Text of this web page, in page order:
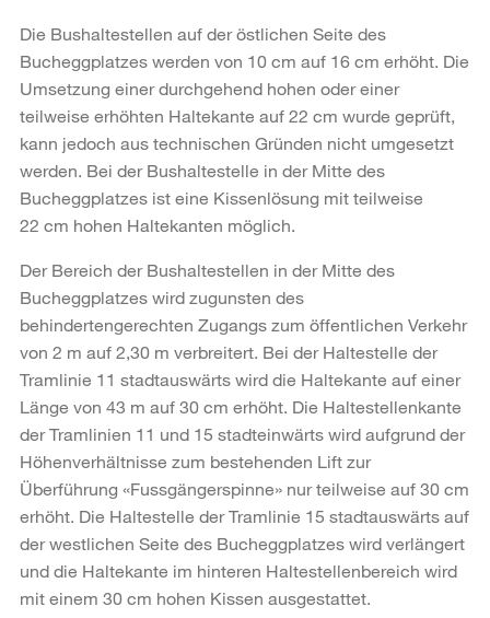
Die Bushaltestellen auf der östlichen Seite des
Bucheggplatzes werden von 10 cm auf 16 cm erhöht. Die
Umsetzung einer durchgehend hohen oder einer
teilweise erhöhten Haltekante auf 22 cm wurde geprüft,
kann jedoch aus technischen Gründen nicht umgesetzt
werden. Bei der Bushaltestelle in der Mitte des
Bucheggplatzes ist eine Kissenlösung mit teilweise
22 cm hohen Haltekanten möglich.
Der Bereich der Bushaltestellen in der Mitte des
Bucheggplatzes wird zugunsten des
behindertengerechten Zugangs zum öffentlichen Verkehr
von 2 m auf 2,30 m verbreitert. Bei der Haltestelle der
Tramlinie 11 stadtauswärts wird die Haltekante auf einer
Länge von 43 m auf 30 cm erhöht. Die Haltestellenkante
der Tramlinien 11 und 15 stadteinwärts wird aufgrund der
Höhenverhältnisse zum bestehenden Lift zur
Überführung «Fussgängerspinne» nur teilweise auf 30 cm
erhöht. Die Haltestelle der Tramlinie 15 stadtauswärts auf
der westlichen Seite des Bucheggplatzes wird verlängert
und die Haltekante im hinteren Haltestellenbereich wird
mit einem 30 cm hohen Kissen ausgestattet.